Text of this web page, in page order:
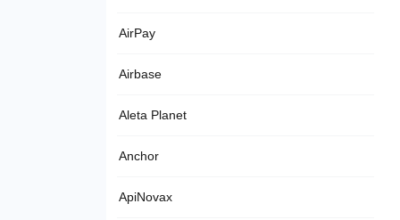
AirPay
Airbase
Aleta Planet
Anchor
ApiNovax